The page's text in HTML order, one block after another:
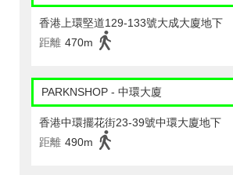
香港上環堅道129-133號大成大廈地下
距離 470m
PARKNSHOP - 中環大廈
香港中環擺花街23-39號中環大廈地下
距離 490m